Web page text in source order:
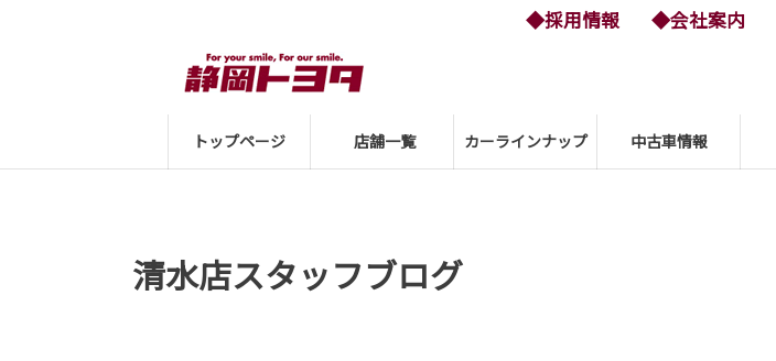
トップページ 店舗一覧 カーラインナップ 中古車情報
◆採用情報 ◆会社案内
清水店スタッフブログ